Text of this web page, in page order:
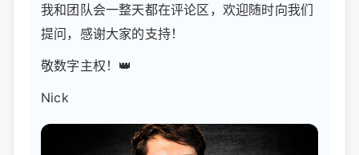
我和团队会一整天都在评论区，欢迎随时向我们
提问，感谢大家的支持！
敬数字主权！👑
Nick